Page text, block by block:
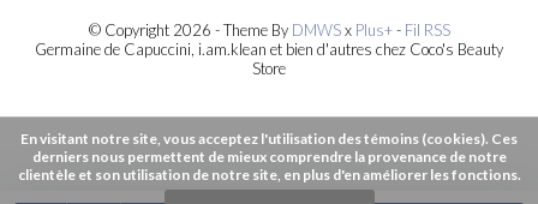
© Copyright 2026 - Theme By DMWSx Plus+- Fil RSS
Germaine de Capuccini, i.am.klean et bien d'autres chez Coco's Beauty
Store
En visitant notre site, vous acceptez l'utilisation des témoins (cookies). Ces
derniers nous permettent de mieux comprendre la provenance de notre
clientèle et son utilisation de notre site, en plus d'en améliorer les fonctions.